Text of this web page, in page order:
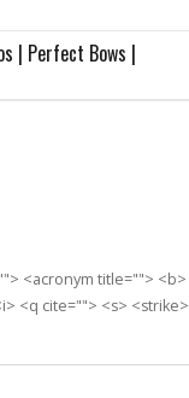
| Perfect Bows |
<acronym title=""> <b>
<q cite=""> <s> <strike>